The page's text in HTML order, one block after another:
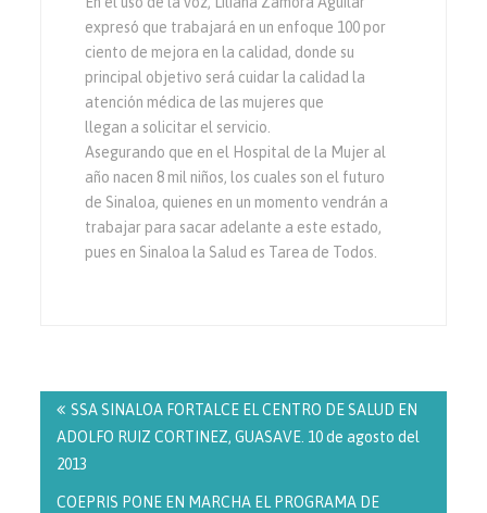
expresó que trabajará en un enfoque 100 por
ciento de mejora en la calidad, donde su
principal objetivo será cuidar la calidad la
atención médica de las mujeres que
llegan a solicitar el servicio.
Asegurando que en el Hospital de la Mujer al
año nacen 8 mil niños, los cuales son el futuro
de Sinaloa, quienes en un momento vendrán a
trabajar para sacar adelante a este estado,
pues en Sinaloa la Salud es Tarea de Todos.
de
entradas
SSA SINALOA FORTALCE EL CENTRO DE SALUD EN
ADOLFO RUIZ CORTINEZ, GUASAVE. 10 de agosto del
2013
COEPRIS PONE EN MARCHA EL PROGRAMA DE